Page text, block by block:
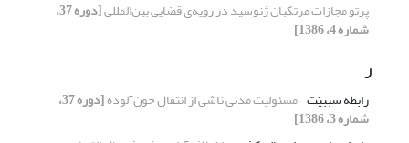
پرتو مجازات مرتکبان ژنوسید در رویه‌ی قضایی بین‌المللی [دوره 37،
شماره 4، 1386]
ر
رابطه سببیّت مسئولیت مدنی ناشی از انتقال خون‌آلوده [دوره 37،
شماره 3، 1386]